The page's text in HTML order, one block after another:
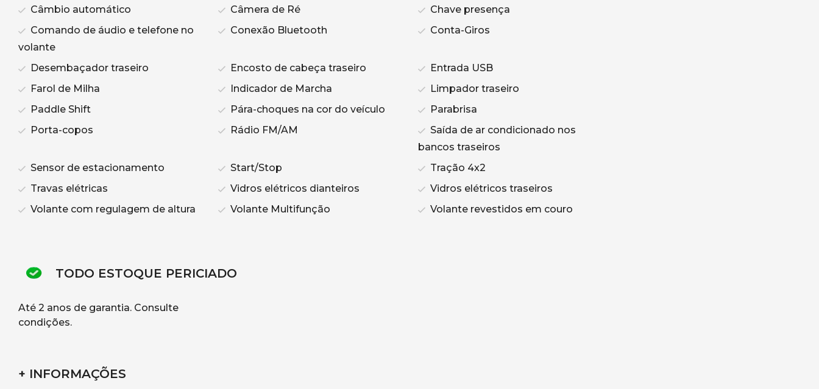
Câmbio automático
Câmera de Ré
Chave presença
Comando de áudio e telefone no
volante
Conexão Bluetooth Conta-Giros
Desembaçador traseiro Encosto de cabeça traseiro
Entrada USB
Farol de Milha
Indicador de Marcha
Limpador traseiro
Paddle Shift
Pára-choques na cor do veículo
Parabrisa
Porta-copos
Rádio FM/AM
Saída de ar condicionado nos
bancos traseiros
Sensor de estacionamento
Start/Stop
Tração 4x2
Travas elétricas
Vidros elétricos dianteiros
Vidros elétricos traseiros
Volante com regulagem de altura
Volante Multifunção Volante revestidos em couro
TODO ESTOQUE PERICIADO
Até 2 anos de garantia. Consulte
condições.
+ INFORMAÇÕES